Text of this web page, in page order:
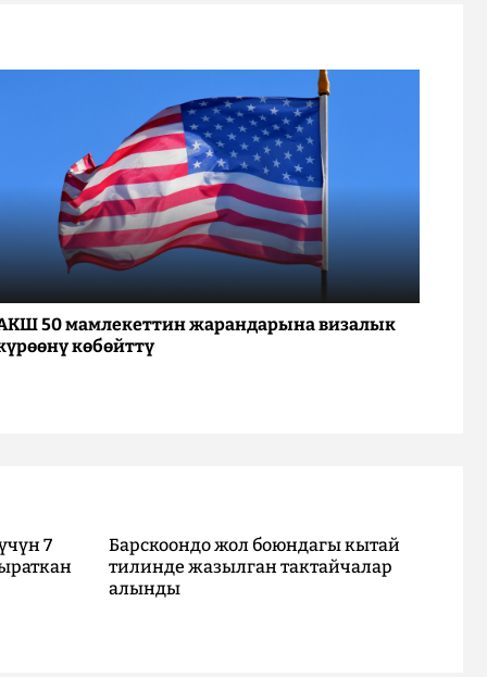
50 мамлекеттин жарандарына визалык
көбөйттү
7
Барскоондо жол боюндагы кытай
тилинде жазылган тактайчалар
алынды